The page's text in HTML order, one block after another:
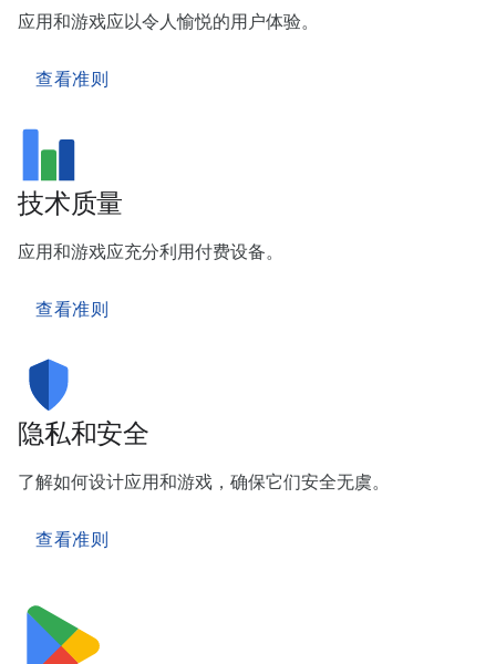
应用和游戏应以令人愉悦的用户体验。
查看准则
技术质量
应用和游戏应充分利用付费设备。
查看准则
隐私和安全
了解如何设计应用和游戏，确保它们安全无虞。
查看准则